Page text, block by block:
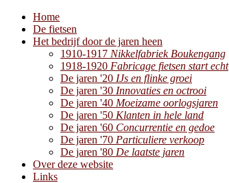
Home
De fietsen
Het bedrijf door de jaren heen
1910-1917 Nikkelfabriek Boukengang
1918-1920 Fabricage fietsen start echt
De jaren '20 IJs en flinke groei
De jaren '30 Innovaties en octrooi
De jaren '40 Moeizame oorlogsjaren
De jaren '50 Klanten in hele land
De jaren '60 Concurrentie en gedoe
De jaren '70 Particuliere verkoop
De jaren '80 De laatste jaren
Over deze website
Links